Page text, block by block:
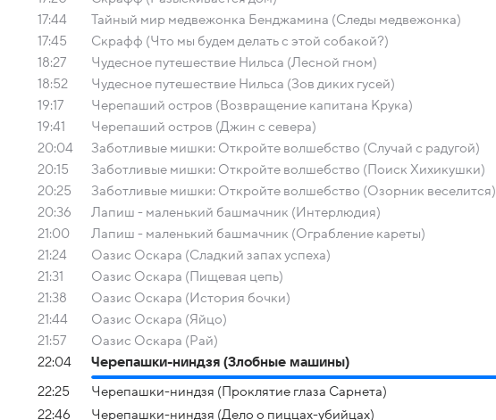
17:44
Тайный мир медвежонка Бенджамина (Следы медвежонка)
17:45
Скрафф (Что мы будем делать с этой собакой?)
18:27
Чудесное путешествие Нильса (Лесной гном)
18:52
Чудесное путешествие Нильса (Зов диких гусей)
19:17
Черепаший остров (Возвращение капитана Крука)
19:41
Черепаший остров (Джин с севера)
20:04
Заботливые мишки: Откройте волшебство (Случай с радугой)
20:15
Заботливые мишки: Откройте волшебство (Поиск Хихикушки)
20:25
Заботливые мишки: Откройте волшебство (Озорник веселится)
20:36
Лапиш - маленький башмачник (Интерлюдия)
21:00
Лапиш - маленький башмачник (Ограбление кареты)
21:24
Оазис Оскара (Сладкий запах успеха)
21:31
Оазис Оскара (Пищевая цепь)
21:38
Оазис Оскара (История бочки)
21:44
Оазис Оскара (Яйцо)
21:57
Оазис Оскара (Рай)
22:04
Черепашки-ниндзя (Злобные машины)
22:25
Черепашки-ниндзя (Проклятие глаза Сарнета)
22:46
Черепашки-ниндзя (Дело о пиццах-убийцах)